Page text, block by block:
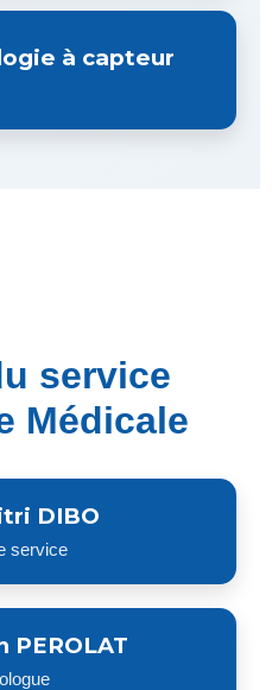
à capteur
service
Médicale
DIBO
service
PEROLAT